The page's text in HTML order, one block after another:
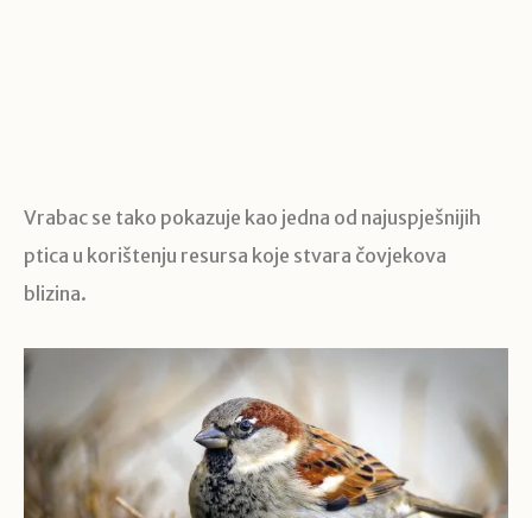
Vrabac se tako pokazuje kao jedna od najuspješnijih
ptica u korištenju resursa koje stvara čovjekova
blizina.